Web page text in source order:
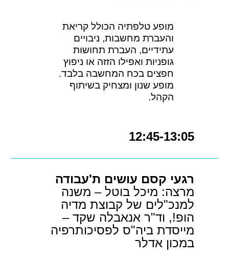
מופע טלפתיה הכולל קריאת
והעברת מחשבות, ניבויים
עתידיים, העברת תחושות
גופניות ואפילו הזזה או ניפוץ
חפצים בכח המחשבה בלבד.
מופע שנון ומצחיק בשיתוף
הקהל.
12:45-13:05
רגעי קסם עושים ת'עבודה
מרצה: מיכל בוטל – משנה
למנכ"לים של קבוצת מדיה
הופ!, וד"ר אנאבלה שקד –
מייסדת ביה"ס לפסיכותרפיה
במכון אדלר